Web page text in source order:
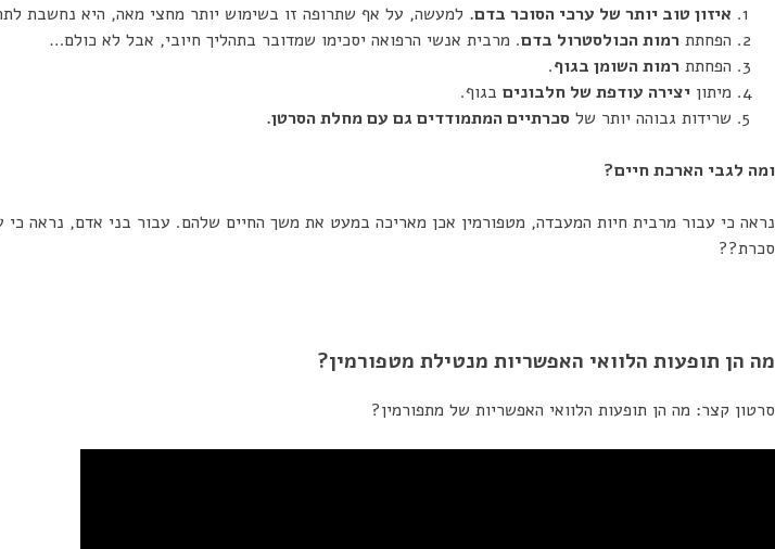
איזון טוב יותר של ערכי הסוכר בדם. למעשה, על אף שתרופה זו בשימוש יותר מחצי מאה, היא נחשבת
הפחתת רמות הכולסטרול בדם. מרבית אנשי הרפואה יסכימו שמדובר בתהליך חיובי, אבל לא כולם…
הפחתת רמות השומן בגוף.
מיתון יצירה עודפת של חלבונים בגוף.
שרידות גבוהה יותר של סכרתיים המתמודדים גם עם מחלת הסרטן.
ומה לגבי הארכת חיים?
נראה כי עבור מרבית חיות המעבדה, מטפורמין אכן מאריכה במעט את משך החיים שלהם. עבור בני אדם, נראה
סכרת??
מה הן תופעות הלוואי האפשריות מנטילת מטפורמין?
סרטון קצר: מה הן תופעות הלוואי האפשריות של מתפורמין?